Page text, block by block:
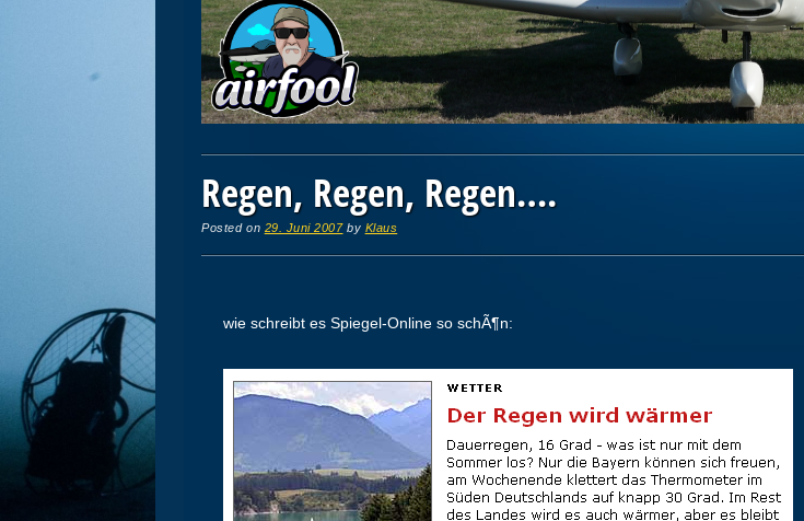
Regen, Regen, Regen….
Posted on 29. Juni 2007 by Klaus
wie schreibt es Spiegel-Online so schÃ¶n: